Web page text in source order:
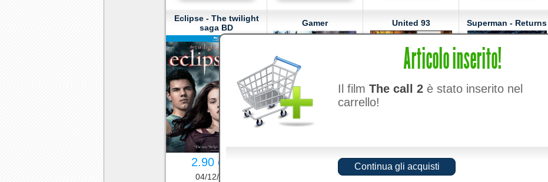
Eclipse - The twilight
saga BD
2.90 euro
04/12/2010
Gamer
6.90 euro
United 93
3.90 euro
15/11/2006
Superman - Returns
Articolo inserito!
Il film The call 2 è stato inserito nel
carrello!